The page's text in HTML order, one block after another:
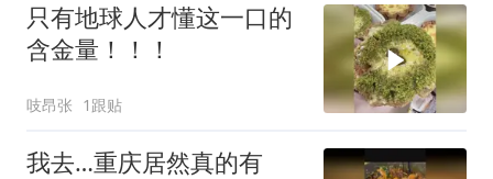
只有地球人才懂这一口的
含金量！！！
吱昂张 1跟贴
我去…重庆居然真的有